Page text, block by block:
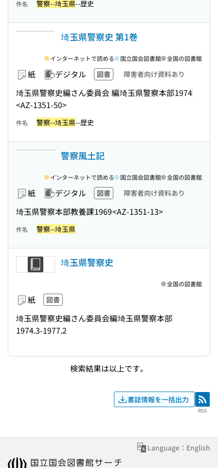
件名 警察--埼玉県--歴史
埼玉県警察史 第1巻
紙 デジタル 図書 障害者向け資料あり
埼玉県警察史編さん委員会 編埼玉県警察本部1974
<AZ-1351-50>
インターネットで読める 国立国会図書館 全国の図書館
件名 警察--埼玉県--歴史
警察風土記
紙 デジタル 図書 障害者向け資料あり
埼玉県警察本部教養課1969<AZ-1351-13>
インターネットで読める 国立国会図書館 全国の図書館
件名 警察--埼玉県
埼玉県警察史
紙 図書
埼玉県警察史編さん委員会編埼玉県警察本部
1974.3-1977.2
全国の図書館
検索結果は以上です。
書誌情報を一括出力 RSS
RSS
Language：English